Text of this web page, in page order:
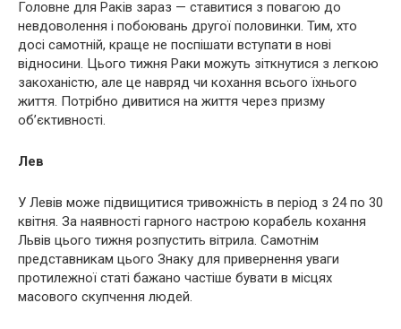
Головне для Раків зараз — ставитися з повагою до
невдоволення і побоювань другої половинки. Тим, хто
досі самотній, краще не поспішати вступати в нові
відносини. Цього тижня Раки можуть зіткнутися з легкою
закоханістю, але це навряд чи кохання всього їхнього
життя. Потрібно дивитися на життя через призму
об’єктивності.
Лев
У Левів може підвищитися тривожність в період з 24 по 30
квітня. За наявності гарного настрою корабель кохання
Львів цього тижня розпустить вітрила. Самотнім
представникам цього Знаку для привернення уваги
протилежної статі бажано частіше бувати в місцях
масового скупчення людей.